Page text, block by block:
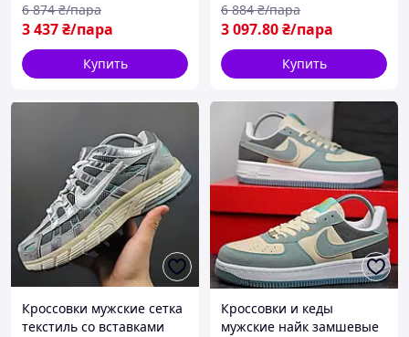
3 437₴/пара
6 874 ₴/пара
Купить
3 097.80₴/пара
6 884 ₴/пара
Купить
Кроссовки мужские сетка
текстиль со вставками
Кроссовки и кеды
мужские найк замшевые